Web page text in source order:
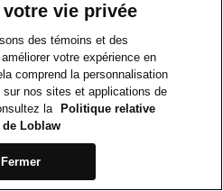
vie privée
des témoins et des
votre expérience en
comprend la personnalisation
nos sites et applications de
la
Politique relative
de Loblaw
Fermer